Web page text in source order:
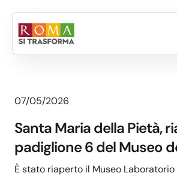
07/05/2026
Santa Maria della Pietà,
padiglione 6 del Museo
È stato riaperto il Museo